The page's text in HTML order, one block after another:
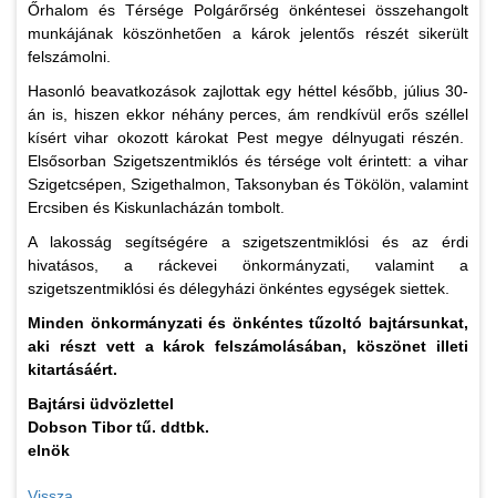
Őrhalom és Térsége Polgárőrség önkéntesei összehangolt
munkájának köszönhetően a károk jelentős részét sikerült
felszámolni.
Hasonló beavatkozások zajlottak egy héttel később, július 30-
án is, hiszen ekkor néhány perces, ám rendkívül erős széllel
kísért vihar okozott károkat Pest megye délnyugati részén.
Elsősorban Szigetszentmiklós és térsége volt érintett: a vihar
Szigetcsépen, Szigethalmon, Taksonyban és Tökölön, valamint
Ercsiben és Kiskunlacházán tombolt.
A lakosság segítségére a szigetszentmiklósi és az érdi
hivatásos, a ráckevei önkormányzati, valamint a
szigetszentmiklósi és délegyházi önkéntes egységek siettek.
Minden önkormányzati és önkéntes tűzoltó bajtársunkat,
aki részt vett a károk felszámolásában, köszönet illeti
kitartásáért.
Bajtársi üdvözlettel
Dobson Tibor tű. ddtbk.
​elnök